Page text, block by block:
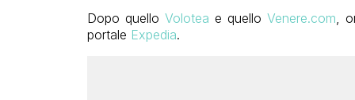
Dopo quello Volotea e quello Venere.com,
portale Expedia.